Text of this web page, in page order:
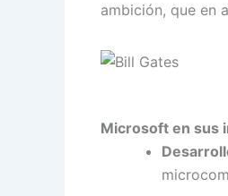
ambición, que en
Microsoft en sus